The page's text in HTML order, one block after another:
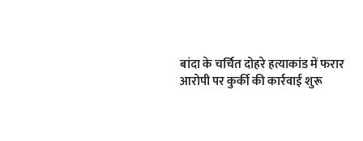
बांदा के चर्चित दोहरे हत्याकांड में फरार
आरोपी पर कुर्की की कार्रवाई शुरू